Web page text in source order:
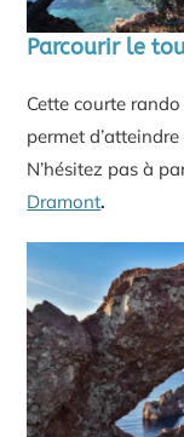
Parcourir le
Cette courte
permet
N’hésitez pas à
Dramont.